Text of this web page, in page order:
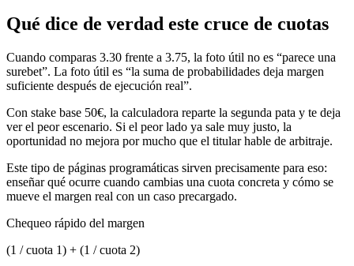
Qué dice de verdad este cruce de cuotas
Cuando comparas 3.30 frente a 3.75, la foto útil no es “parece una
surebet”. La foto útil es “la suma de probabilidades deja margen
suficiente después de ejecución real”.
Con stake base 50€, la calculadora reparte la segunda pata y te deja
ver el peor escenario. Si el peor lado ya sale muy justo, la
oportunidad no mejora por mucho que el titular hable de arbitraje.
Este tipo de páginas programáticas sirven precisamente para eso:
enseñar qué ocurre cuando cambias una cuota concreta y cómo se
mueve el margen real con un caso precargado.
Chequeo rápido del margen
(1 / cuota 1) + (1 / cuota 2)